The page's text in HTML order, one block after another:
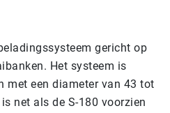
gericht op
Het systeem is
met een diameter van 43 tot
net als de S-180 voorzien